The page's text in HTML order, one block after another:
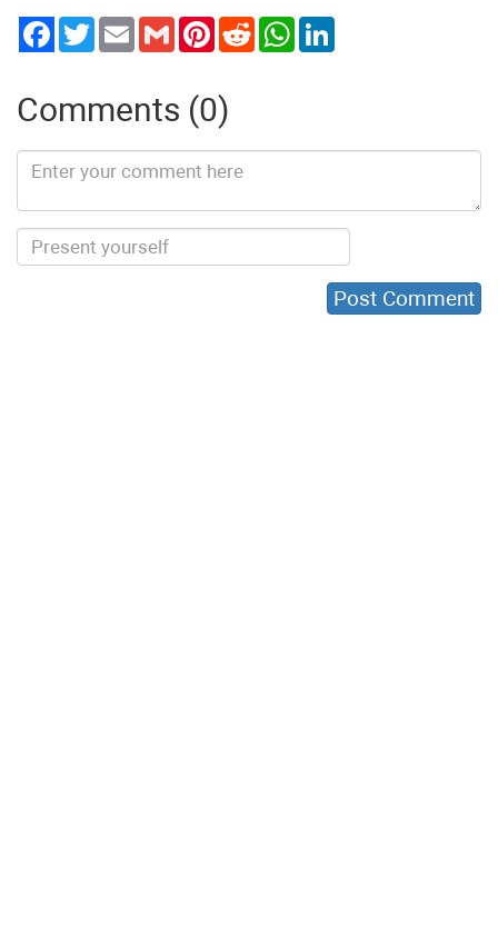
TwitterEmail Gmail PinterestReddit WhatsApp
Comments (0)